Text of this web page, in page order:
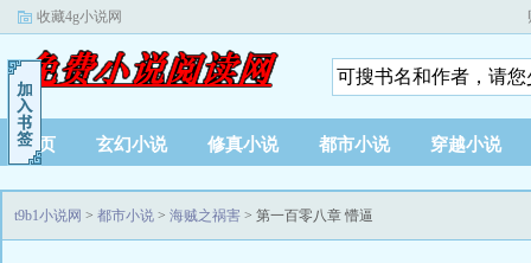
收藏4g小说网
首页 玄幻小说 修真小说 都市小说 穿越小说
t9b1小说网 > 都市小说 > 海贼之祸害 > 第一百零八章 懵逼